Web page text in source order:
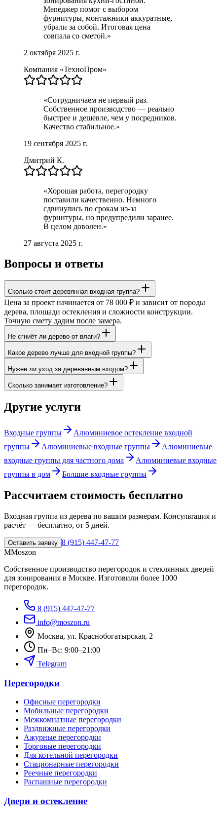
Menеджер помог с выбором
фурнитуры, монтажники аккуратные,
убрали за собой. Итоговая цена
совпала со сметой.»
2 октября 2025 г.
Компания «ТехноПром»
«Сотрудничаем не первый раз.
Собственное производство — реально
быстрее и дешевле, чем у посредников.
Качество стабильное.»
19 сентября 2025 г.
Дмитрий К.
«Хорошая работа, перегородку
поставили качественно. Немного
сдвинулись по срокам из-за
фурнитуры, но предупредили заранее.
В целом доволен.»
27 августа 2025 г.
Вопросы и ответы
Сколько стоит деревянная входная группа?
Цена за проект начинается от 78 000 ₽ и зависит от породы
дерева, площади остекления и сложности конструкции.
Точную смету дадим после замера.
Не сгниёт ли дерево от влаги?
Какое дерево лучше для входной группы?
Нужен ли уход за деревянным входом?
Сколько занимает изготовление?
Другие услуги
Входные группы
Алюминиевое остекление входной
группы
Алюминиевые входные группы
Алюминиевые
входные группы для частного дома
Алюминиевые входные
группы в дом
Болшие входные группы
Рассчитаем стоимость бесплатно
Входная группа из дерева по вашим размерам. Консультация и
расчёт — бесплатно, от 5 дней.
Оставить заявку 8 (915) 447-47-77
MMoszon
Собственное производство перегородок и стеклянных дверей
для зонирования в Москве. Изготовили более 1000
перегородок.
8 (915) 447-47-77
info@moszon.ru
Москва, ул. Краснобогатырская, 2
Пн–Вс: 9:00–21:00
Telegram
Перегородки
Офисные перегородки
Мобильные перегородки
Межкомнатные перегородки
Раздвижные перегородки
Ажурные перегородки
Торговые перегородки
Для котельной перегородки
Стационарные перегородки
Реечные перегородки
Распашные перегородки
Двери и остекление